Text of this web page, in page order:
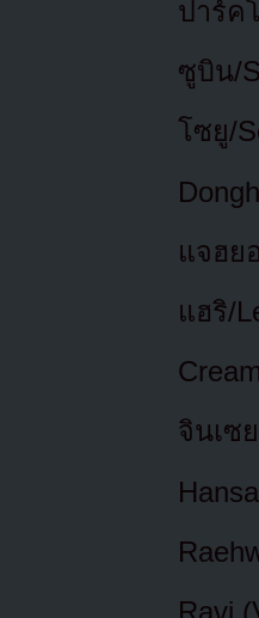
ปาร์ค
ซูบิน/
โซยู/
แจฮย
แฮริ/
จินเซ